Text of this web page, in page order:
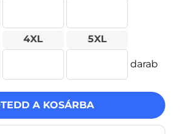
4XL 5XL
darab
TEDD A KOSÁRBA